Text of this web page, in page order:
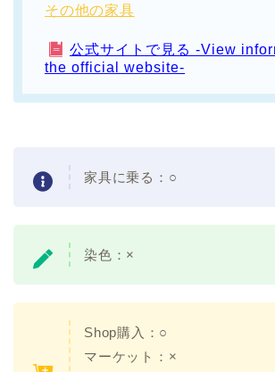
その他の家具
公式サイトで見る -View
the official website-
家具に乗る：○
染色：×
Shop購入：○
マーケット：×